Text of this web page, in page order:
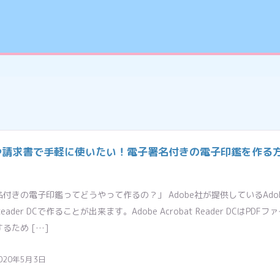
求書で手軽に使いたい！電子署名付きの電子印鑑を作る
付きの電子印鑑ってどうやって作るの？」 Adobe社が提供している
DCで作ることが出来ます。Adobe Acrobat Reader DCはPDFファ
るため […]
年5月3日